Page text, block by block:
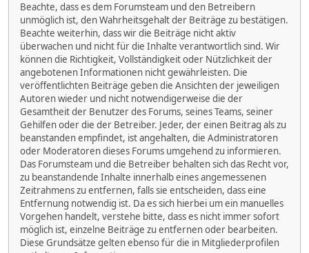
Beachte, dass es dem Forumsteam und den Betreibern
unmöglich ist, den Wahrheitsgehalt der Beiträge zu bestätigen.
Beachte weiterhin, dass wir die Beiträge nicht aktiv
überwachen und nicht für die Inhalte verantwortlich sind. Wir
können die Richtigkeit, Vollständigkeit oder Nützlichkeit der
angebotenen Informationen nicht gewährleisten. Die
veröffentlichten Beiträge geben die Ansichten der jeweiligen
Autoren wieder und nicht notwendigerweise die der
Gesamtheit der Benutzer des Forums, seines Teams, seiner
Gehilfen oder die der Betreiber. Jeder, der einen Beitrag als zu
beanstanden empfindet, ist angehalten, die Administratoren
oder Moderatoren dieses Forums umgehend zu informieren.
Das Forumsteam und die Betreiber behalten sich das Recht vor,
zu beanstandende Inhalte innerhalb eines angemessenen
Zeitrahmens zu entfernen, falls sie entscheiden, dass eine
Entfernung notwendig ist. Da es sich hierbei um ein manuelles
Vorgehen handelt, verstehe bitte, dass es nicht immer sofort
möglich ist, einzelne Beiträge zu entfernen oder bearbeiten.
Diese Grundsätze gelten ebenso für die in Mitgliederprofilen